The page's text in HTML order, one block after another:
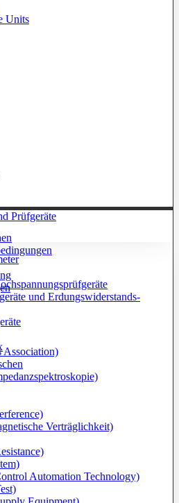
Units
Prüfgeräte
und Erdungswiderstands-
Association)
Verträglichkeit)
Automation Technology)